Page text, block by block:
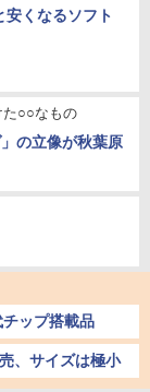
安くなるソフト
た○○なもの
の立像が秋葉原
ップ搭載品
、サイズは極小